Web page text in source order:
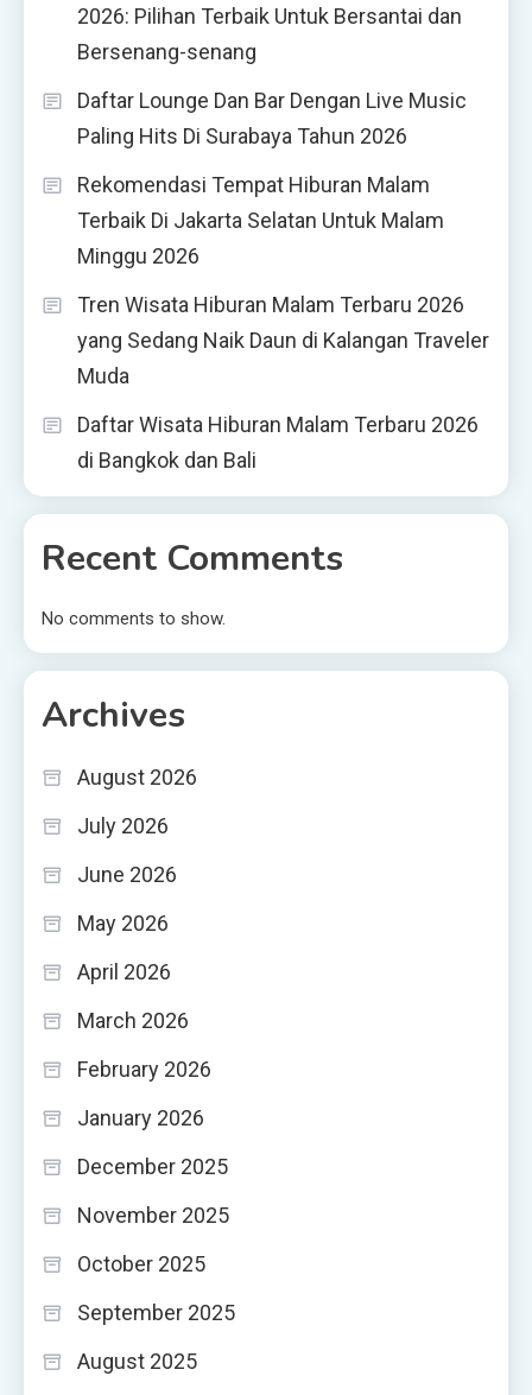
2026: Pilihan Terbaik Untuk Bersantai dan
Bersenang-senang
Daftar Lounge Dan Bar Dengan Live Music
Paling Hits Di Surabaya Tahun 2026
Rekomendasi Tempat Hiburan Malam
Terbaik Di Jakarta Selatan Untuk Malam
Minggu 2026
Tren Wisata Hiburan Malam Terbaru 2026
yang Sedang Naik Daun di Kalangan Traveler
Muda
Daftar Wisata Hiburan Malam Terbaru 2026
di Bangkok dan Bali
Recent Comments
No comments to show.
Archives
August 2026
July 2026
June 2026
May 2026
April 2026
March 2026
February 2026
January 2026
December 2025
November 2025
October 2025
September 2025
August 2025